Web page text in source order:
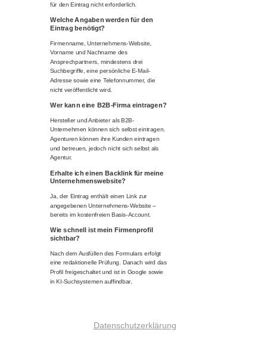
Datenschutzerklärung
für den Eintrag nicht erforderlich.
Welche Angaben werden für den
Eintrag benötigt?
Firmenname, Unternehmens-Website,
Vorname und Nachname des
Ansprechpartners, mindestens drei
Suchbegriffe, eine persönliche E-Mail-
Adresse sowie eine Telefonnummer, die
nicht veröffentlicht wird.
Wer kann eine B2B-Firma eintragen?
Hersteller und Anbieter als B2B-
Unternehmen können sich selbst eintragen.
Agenturen können ihre Kunden eintragen
und betreuen, jedoch nicht sich selbst als
Agentur.
Erhalte ich einen Backlink für meine
Unternehmenswebsite?
Ja, der Eintrag enthält einen Link zur
angegebenen Unternehmens-Website –
bereits im kostenfreien Basis-Account.
Wie schnell ist mein Firmenprofil
sichtbar?
Nach dem Ausfüllen des Formulars erfolgt
eine redaktionelle Prüfung. Danach wird das
Profil freigeschaltet und ist in Google sowie
in KI-Suchsystemen auffindbar.